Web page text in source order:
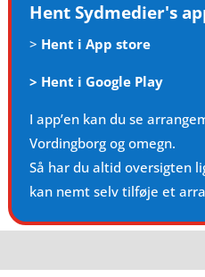
Hent Sydmedier's
> Hent i App store
> Hent i Google Play
I app’en kan du se
Vordingborg og omegn.
Så har du altid oversigten
kan nemt selv tilføje et